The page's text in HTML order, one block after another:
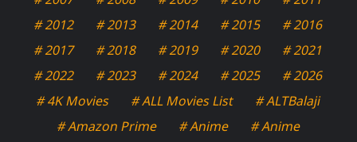
# 2012
# 2013 # 2014 # 2015
# 2016
# 2017
# 2018 # 2019 # 2020
# 2021
# 2022
# 2023 # 2024 # 2025
# 2026
# 4K Movies
# ALL Movies List
# ALTBalaji
# Amazon Prime
# Anime
# Anime